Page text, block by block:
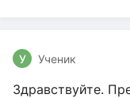
У Ученик
Здравствуйте.